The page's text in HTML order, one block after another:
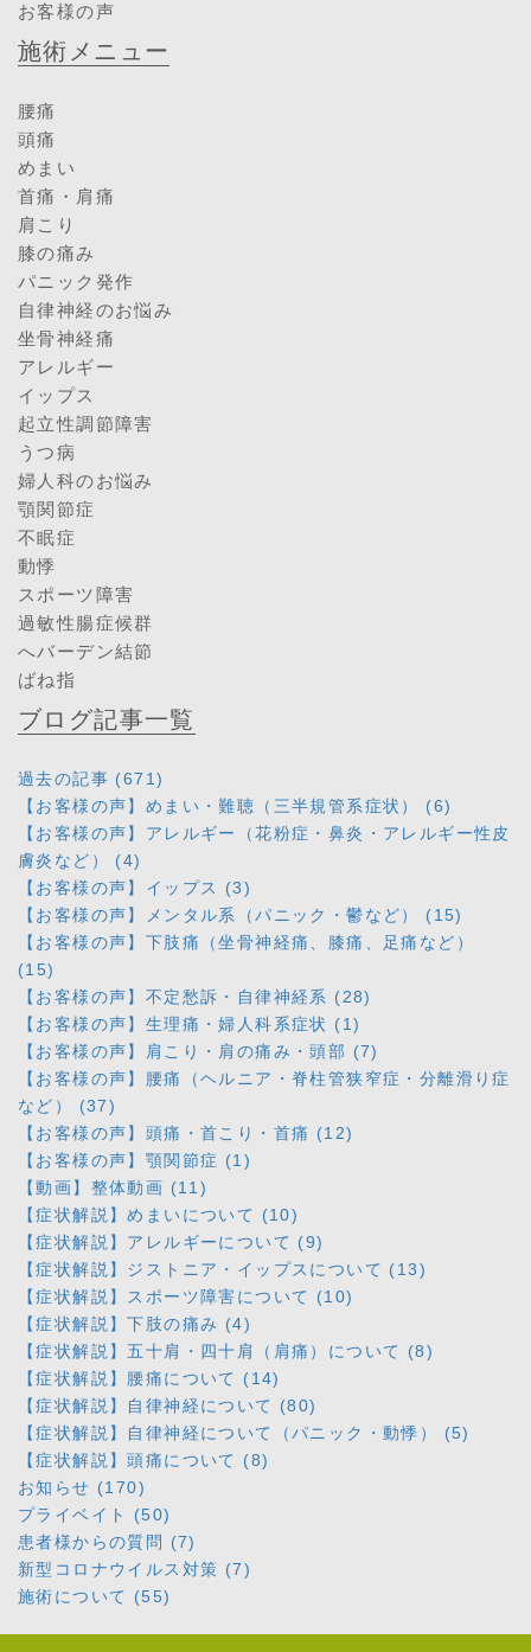
お客様の声
施術メニュー
腰痛
頭痛
めまい
首痛・肩痛
肩こり
膝の痛み
パニック発作
自律神経のお悩み
坐骨神経痛
アレルギー
イップス
起立性調節障害
うつ病
婦人科のお悩み
顎関節症
不眠症
動悸
スポーツ障害
過敏性腸症候群
へバーデン結節
ばね指
ブログ記事一覧
過去の記事 (671)
【お客様の声】めまい・難聴（三半規管系症状） (6)
【お客様の声】アレルギー（花粉症・鼻炎・アレルギー性皮
膚炎など） (4)
【お客様の声】イップス (3)
【お客様の声】メンタル系（パニック・鬱など） (15)
【お客様の声】下肢痛（坐骨神経痛、膝痛、足痛など）
(15)
【お客様の声】不定愁訴・自律神経系 (28)
【お客様の声】生理痛・婦人科系症状 (1)
【お客様の声】肩こり・肩の痛み・頭部 (7)
【お客様の声】腰痛（ヘルニア・脊柱管狭窄症・分離滑り症
など） (37)
【お客様の声】頭痛・首こり・首痛 (12)
【お客様の声】顎関節症 (1)
【動画】整体動画 (11)
【症状解説】めまいについて (10)
【症状解説】アレルギーについて (9)
【症状解説】ジストニア・イップスについて (13)
【症状解説】スポーツ障害について (10)
【症状解説】下肢の痛み (4)
【症状解説】五十肩・四十肩（肩痛）について (8)
【症状解説】腰痛について (14)
【症状解説】自律神経について (80)
【症状解説】自律神経について（パニック・動悸） (5)
【症状解説】頭痛について (8)
お知らせ (170)
プライベイト (50)
患者様からの質問 (7)
新型コロナウイルス対策 (7)
施術について (55)